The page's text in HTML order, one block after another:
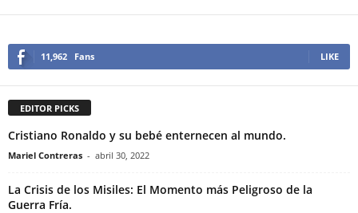
11,962 Fans LIKE
EDITOR PICKS
Cristiano Ronaldo y su bebé enternecen al mundo.
Mariel Contreras - abril 30, 2022
La Crisis de los Misiles: El Momento más Peligroso de la
Guerra Fría.